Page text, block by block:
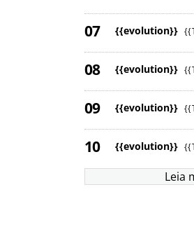
{{evolution}}
{{evolution}}
{{evolution}}
{{evolution}}
Leia